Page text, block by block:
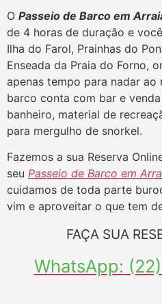
O Passeio de Barco em
de 4 horas de duração e
Ilha do Farol, Prainhas do
Enseada da Praia do Forno,
apenas tempo para nadar ao
barco conta com bar e
banheiro, material de
para mergulho de snorkel.
Fazemos a sua Reserva
seu Passeio de Barco em
cuidamos de toda parte
vim e aproveitar o que tem
FAÇA SUA
WhatsApp: